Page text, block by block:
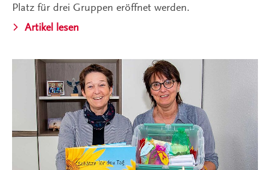
Platz für drei Gruppen eröffnet werden.
Artikel lesen